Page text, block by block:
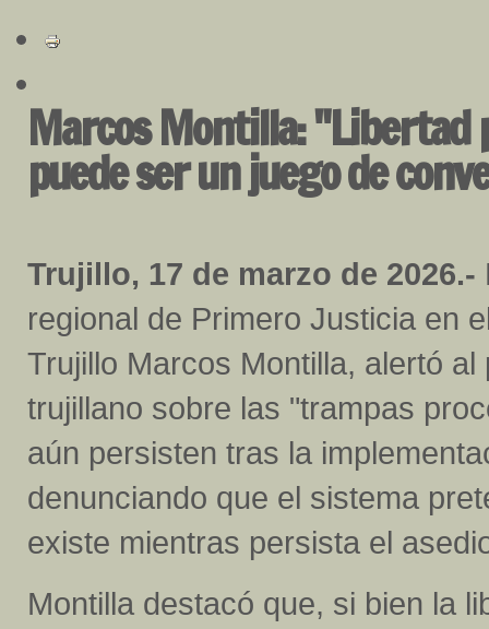
Marcos Montilla: "Libertad
puede ser un juego de
Trujillo, 17 de marzo de 2026.-
regional de Primero Justicia en
Trujillo Marcos Montilla, alertó al
trujillano sobre las "trampas
aún persisten tras la
denunciando que el sistema
existe mientras persista el
Montilla destacó que, si bien la